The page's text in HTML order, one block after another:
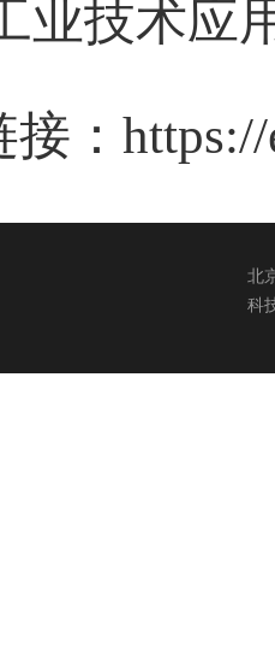
业技术应
接：
北
科